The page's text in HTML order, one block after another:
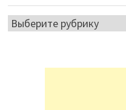
Рубрики